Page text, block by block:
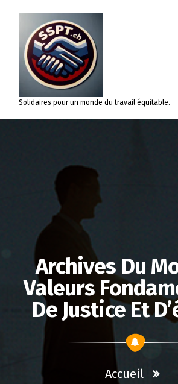
contenu
Solidaires pour un monde du travail équitable.
Archives Du
Valeurs
De Justice Et
Accueil